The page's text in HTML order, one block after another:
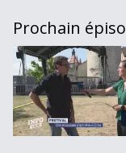
Prochain
Journal du 6 juillet